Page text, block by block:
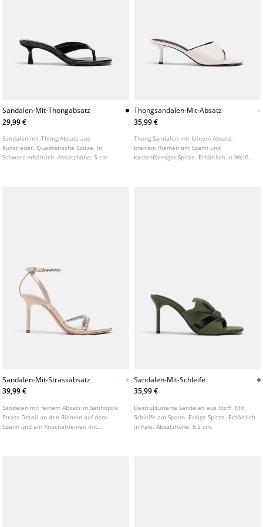
Sandalen-Mit-Thongabsatz
29,99 €
Sandalen mit Thong-Absatz aus
Kunstleder. Quadratische Spitze. In
Schwarz erhältlich. Absatzhöhe: 5 cm
Thongsandalen-Mit-Absatz
35,99 €
Thong-Sandalen mit feinem Absatz,
breitem Riemen am Spann und
kastenförmiger Spitze. Erhältlich in Weiß.
Sandalen-Mit-Strassabsatz
39,99 €
Sandalen mit feinem Absatz in Satinoptik.
Strass Detail an den Riemen auf dem
Spann und am Knöchelriemen mit
Sandalen-Mit-Schleife
35,99 €
Destrukturierte Sandalen aus Stoff. Mit
Schleife am Spann. Eckige Spitze. Erhältlich
in Kaki. Absatzhöhe: 8,5 cm.